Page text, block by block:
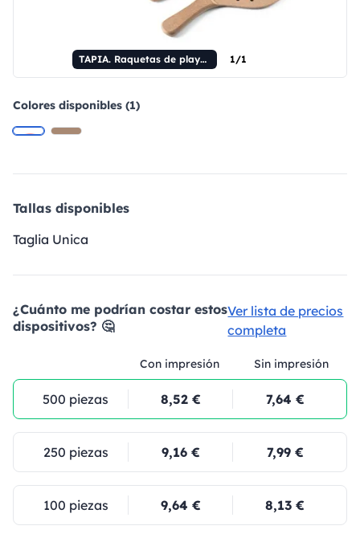
TAPIA. Raquetas de playa de MDF. 1/1
Colores disponibles (1)
Tallas disponibles
Taglia Unica
¿Cuánto me podrían costar estos
dispositivos? 🤔
Ver lista de precios
completa
Con impresión Sin impresión
500 piezas 8,52 € 7,64 €
250 piezas 9,16 € 7,99 €
100 piezas 9,64 € 8,13 €